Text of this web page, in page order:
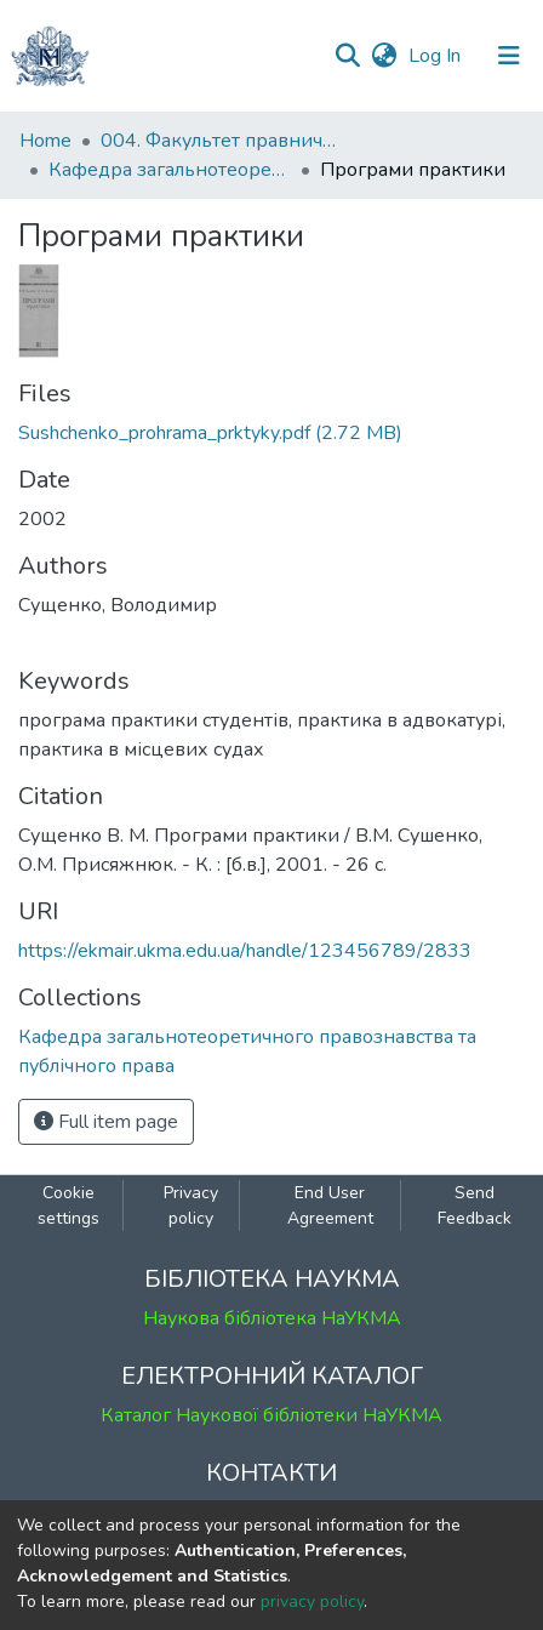
Log In (current)
Communities
&
All of DSpace
Statistics
Home
004. Факультет правничих наук
Кафедра загальнотеоретичного правознавства та публічного права
Програми практики
Програми практики
Files
Sushchenko_prohrama_prktyky.pdf(2.72 MB)
Date
2002
Authors
Сущенко, Володимир
Keywords
програма практики студентів, практика в адвокатурі,
практика в місцевих судах
Citation
Сущенко В. М. Програми практики / В.М. Сушенко,
О.М. Присяжнюк. - К. : [б.в.], 2001. - 26 с.
URI
https://ekmair.ukma.edu.ua/handle/123456789/2833
Collections
Кафедра загальнотеоретичного правознавства та
публічного права
Full item page
Cookie
settings
Privacy
policy
End User
Agreement
Send
Feedback
БІБЛІОТЕКА НАУКМА
Наукова бібліотека НаУКМА
ЕЛЕКТРОННИЙ КАТАЛОГ
Каталог Наукової бібліотеки НаУКМА
КОНТАКТИ
м. Київ, вул. Григорія Сковороди, 2
к. 1, к. 120
тел. (044) 463-69-31
ekmair@ukma.edu.ua
We collect and process your personal information for the
following purposes: Authentication, Preferences,
Acknowledgement and Statistics.
To learn more, please read our privacy policy.